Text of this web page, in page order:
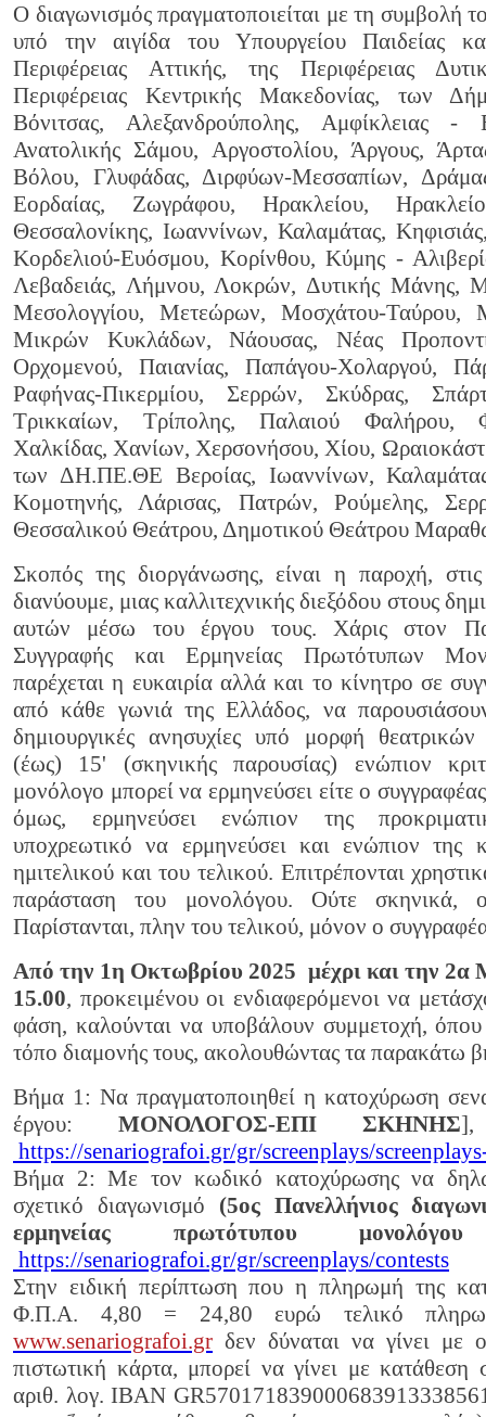
Ο διαγωνισμός πραγματοποιείται με τη συμβολή
υπό την αιγίδα του Υπουργείου Παιδείας
Περιφέρειας Αττικής, της Περιφέρειας
Περιφέρειας Κεντρικής Μακεδονίας, των
Βόνιτσας, Αλεξανδρούπολης, Αμφίκλειας -
Ανατολικής Σάμου, Αργοστολίου, Άργους,
Βόλου, Γλυφάδας, Διρφύων-Μεσσαπίων,
Εορδαίας, Ζωγράφου, Ηρακλείου,
Θεσσαλονίκης, Ιωαννίνων, Καλαμάτας,
Κορδελιού-Ευόσμου, Κορίνθου, Κύμης -
Λεβαδειάς, Λήμνου, Λοκρών, Δυτικής Μάνης,
Μεσολογγίου, Μετεώρων, Μοσχάτου-Ταύρου,
Μικρών Κυκλάδων, Νάουσας, Νέας
Ορχομενού, Παιανίας, Παπάγου-Χολαργού,
Ραφήνας-Πικερμίου, Σερρών, Σκύδρας,
Τρικκαίων, Τρίπολης, Παλαιού Φαλήρου,
Χαλκίδας, Χανίων, Χερσονήσου, Χίου,
των ΔΗ.ΠΕ.ΘΕ Βεροίας, Ιωαννίνων,
Κομοτηνής, Λάρισας, Πατρών, Ρούμελης,
Θεσσαλικού Θεάτρου, Δημοτικού Θεάτρου
Σκοπός της διοργάνωσης, είναι η παροχή,
διανύουμε, μιας καλλιτεχνικής διεξόδου στους
αυτών μέσω του έργου τους. Χάρις στον
Συγγραφής και Ερμηνείας Πρωτότυπων
παρέχεται η ευκαιρία αλλά και το κίνητρο σε
από κάθε γωνιά της Ελλάδος, να
δημιουργικές ανησυχίες υπό μορφή
(έως) 15' (σκηνικής παρουσίας) ενώπιον
μονόλογο μπορεί να ερμηνεύσει είτε ο
όμως, ερμηνεύσει ενώπιον της
υποχρεωτικό να ερμηνεύσει και ενώπιον της
ημιτελικού και του τελικού. Επιτρέπονται
παράσταση του μονολόγου. Ούτε σκηνικά,
Παρίστανται, πλην του τελικού, μόνον ο
Από την 1η Οκτωβρίου 2025 μέχρι και την 2α
15.00, προκειμένου οι ενδιαφερόμενοι να
φάση, καλούνται να υποβάλουν συμμετοχή,
τόπο διαμονής τους, ακολουθώντας τα παρακάτω
Βήμα 1: Να πραγματοποιηθεί η κατοχύρωση
έργου: ΜΟΝΟΛΟΓΟΣ-ΕΠΙ ΣΚΗΝΗΣ],
https://senariografoi.gr/gr/screenplays/
Βήμα 2: Με τον κωδικό κατοχύρωσης να
σχετικό διαγωνισμό (5ος Πανελλήνιος
ερμηνείας πρωτότυπου
https://senariografoi.gr/gr/screenplays/contests
Στην ειδική περίπτωση που η πληρωμή της
Φ.Π.Α. 4,80 = 24,80 ευρώ τελικό
www.senariografoi.gr δεν δύναται να γίνει με
πιστωτική κάρτα, μπορεί να γίνει με κατάθεση
αριθ. λογ. IBAN